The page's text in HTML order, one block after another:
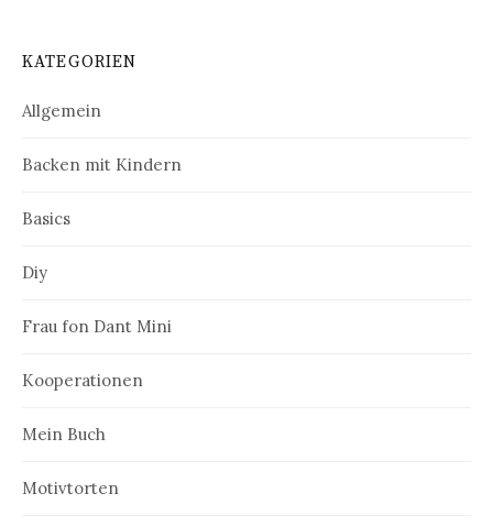
g
a
t
o
n
KATEGORIEN
Allgemein
Backen mit Kindern
Basics
Diy
Frau fon Dant Mini
Kooperationen
Mein Buch
Motivtorten